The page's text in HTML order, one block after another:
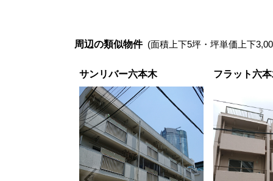
周辺の類似物件 (面積上下5坪・坪単価上下